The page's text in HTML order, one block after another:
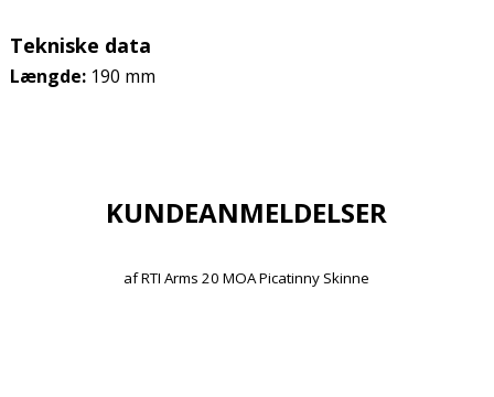
Tekniske data
Længde:190 mm
KUNDEANMELDELSER
afRTI Arms 20 MOA Picatinny Skinne